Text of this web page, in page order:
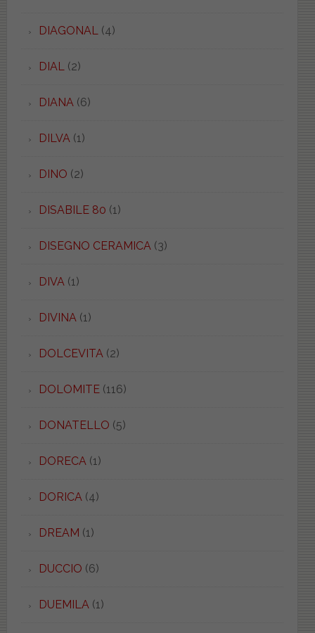
DIAGONAL(4)
DIAL(2)
DIANA(6)
DILVA(1)
DINO (2)
DISABILE 80 (1)
DISEGNO CERAMICA(3)
DIVA(1)
DIVINA(1)
DOLCEVITA(2)
DOLOMITE(116)
DONATELLO (5)
DORECA(1)
DORICA(4)
DREAM (1)
DUCCIO (6)
DUEMILA(1)